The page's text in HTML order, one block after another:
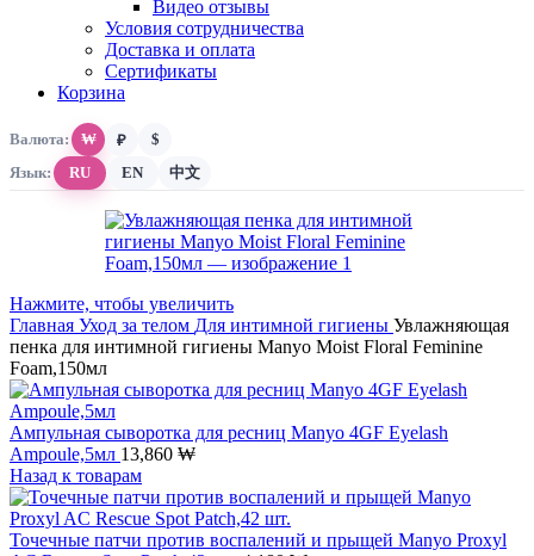
Видео отзывы
Условия сотрудничества
Доставка и оплата
Сертификаты
Корзина
Валюта: ₩ ₽
$
Язык:
RU EN 中文
Нажмите, чтобы увеличить
Главная Уход за телом Для интимной гигиены Увлажняющая
пенка для интимной гигиены Manyo Moist Floral Feminine
Foam,150мл
Ампульная сыворотка для ресниц Manyo 4GF Eyelash
Ampoule,5мл 13,860 ₩
Назад к товарам
Точечные патчи против воспалений и прыщей Manyo Proxyl